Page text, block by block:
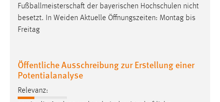
Fußballmeisterschaft der bayerischen Hochschulen nicht
besetzt. In Weiden Aktuelle Öffnungszeiten: Montag bis
Freitag
Öffentliche Ausschreibung zur Erstellung einer
Potentialanalyse
Relevanz: